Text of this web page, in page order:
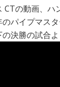
CTの動画、ハ
パイプマス
決勝の試合